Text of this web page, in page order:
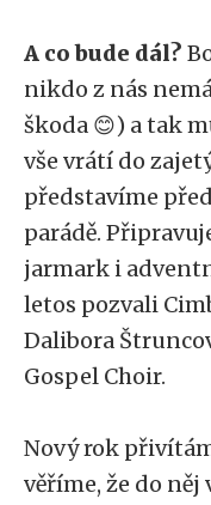
A co bude dál?
nikdo z nás
škoda 😊) a tak
vše vrátí do
představíme
parádě.
jarmark i
letos pozvali
Dalibora
Gospel Choir.
Nový rok
věříme, že do